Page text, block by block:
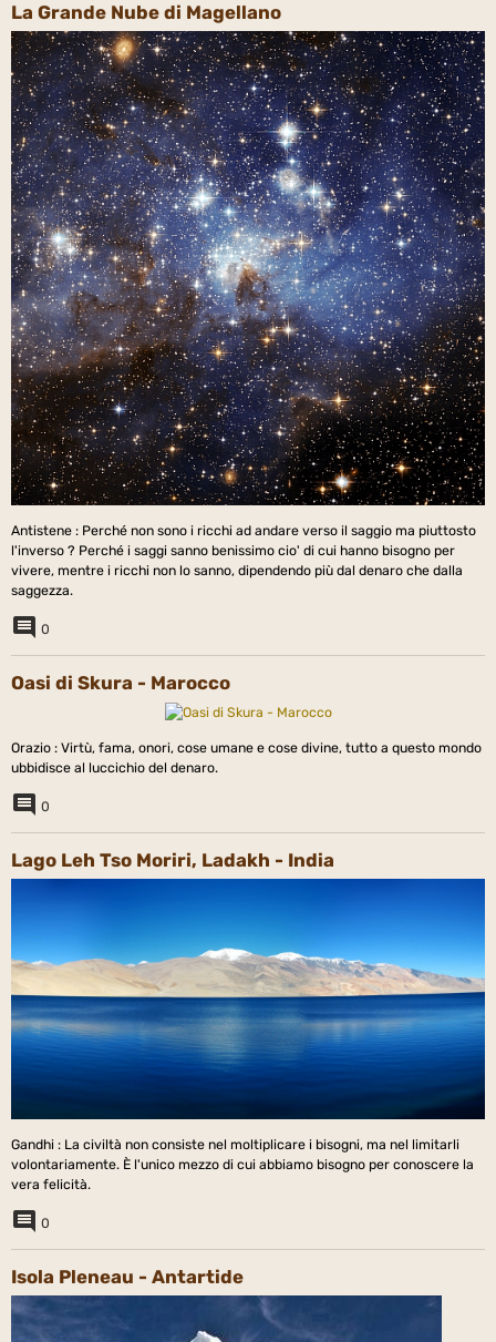
La Grande Nube di Magellano
Antistene : Perché non sono i ricchi ad andare verso il saggio ma piuttosto
l'inverso ? Perché i saggi sanno benissimo cio' di cui hanno bisogno per
vivere, mentre i ricchi non lo sanno, dipendendo più dal denaro che dalla
saggezza.
0
Oasi di Skura - Marocco
Orazio : ‎Virtù, fama, onori, cose umane e cose divine, tutto a questo mondo
ubbidisce al luccichio del denaro.
0
Lago Leh Tso Moriri, Ladakh - India
Gandhi : La civiltà non consiste nel moltiplicare i bisogni, ma nel limitarli
volontariamente. È l'unico mezzo di cui abbiamo bisogno per conoscere la
vera felicità.
0
Isola Pleneau - Antartide